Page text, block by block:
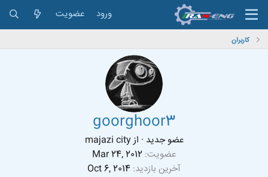
ورود عضویت
کاربران
goorghoor3
عضو جدید · ازmajazi city
عضویت Mar 24, 2012
آخرین بازدید Oct 6, 2014